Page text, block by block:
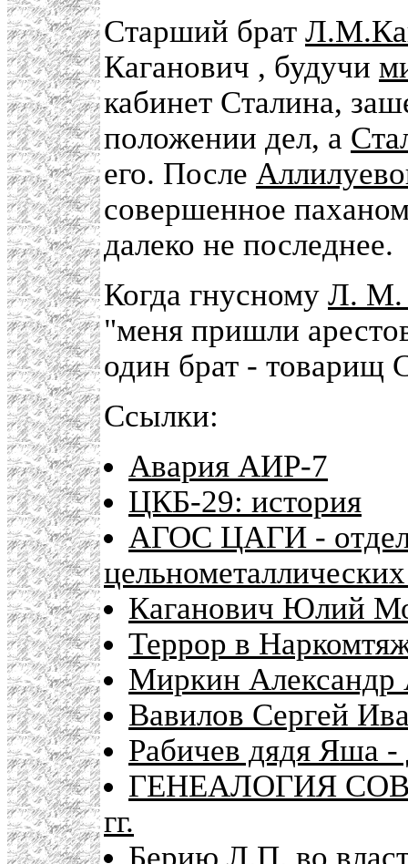
Старший брат
Каганович , будучи
кабинет Сталина,
положении дел, а
его. После
совершенное
далеко не последнее.
Когда гнусному Л. М.
"меня пришли
один брат - товарищ
Ссылки:
Авария АИР-7
ЦКБ-29: история
АГОС ЦАГИ -
Каганович Юлий
Террор в
Миркин Александр
Вавилов Сергей
Рабичев дядя Яша -
ГЕНЕАЛОГИЯ
гг.